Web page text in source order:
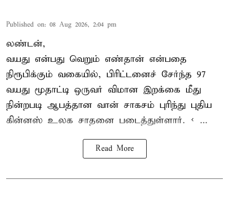
Published on: 08 Aug 2026, 2:04 pm
லண்டன்,
வயது என்பது வெறும் எண்தான் என்பதை
நிரூபிக்கும் வகையில், பிரிட்டனைச் சேர்ந்த 97
வயது மூதாட்டி ஒருவர் விமான இறக்கை மீது
நின்றபடி ஆபத்தான வான் சாகசம் புரிந்து புதிய
கின்னஸ் உலக சாதனை படைத்துள்ளார். < ...
Read More